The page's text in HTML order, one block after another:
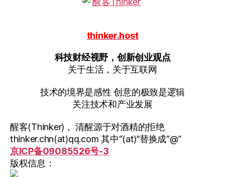
thinker.host
科技财经视野，创新创业观点
关于生活，关于互联网
技术的境界是感性 创意的极致是逻辑
关注技术和产业发展
醒客(Thinker)， 清醒源于对酒精的拒绝
thinker.chn(at)qq.com 其中“(at)”替换成“@”
京ICP备09085526号-3
版权信息：